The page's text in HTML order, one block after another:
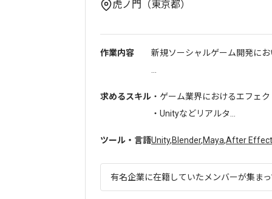
虎ノ門（東京都）
作業内容
新規ソーシャルゲーム開発に
求めるスキル ・ゲーム業界におけるエフェ
・Unityなどリアルタ...
ツール・言語Unity,Blender,Maya,After
有名企業に在籍していたメンバーが集ま